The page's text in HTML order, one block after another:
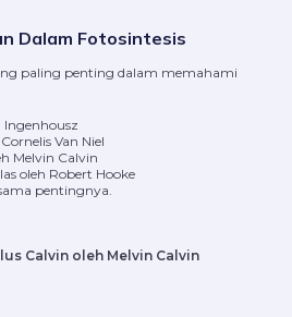
Dalam Fotosintesis
paling penting dalam memahami
Ingenhousz
Van Niel
Melvin Calvin
oleh Robert Hooke
pentingnya.
Calvin oleh Melvin Calvin